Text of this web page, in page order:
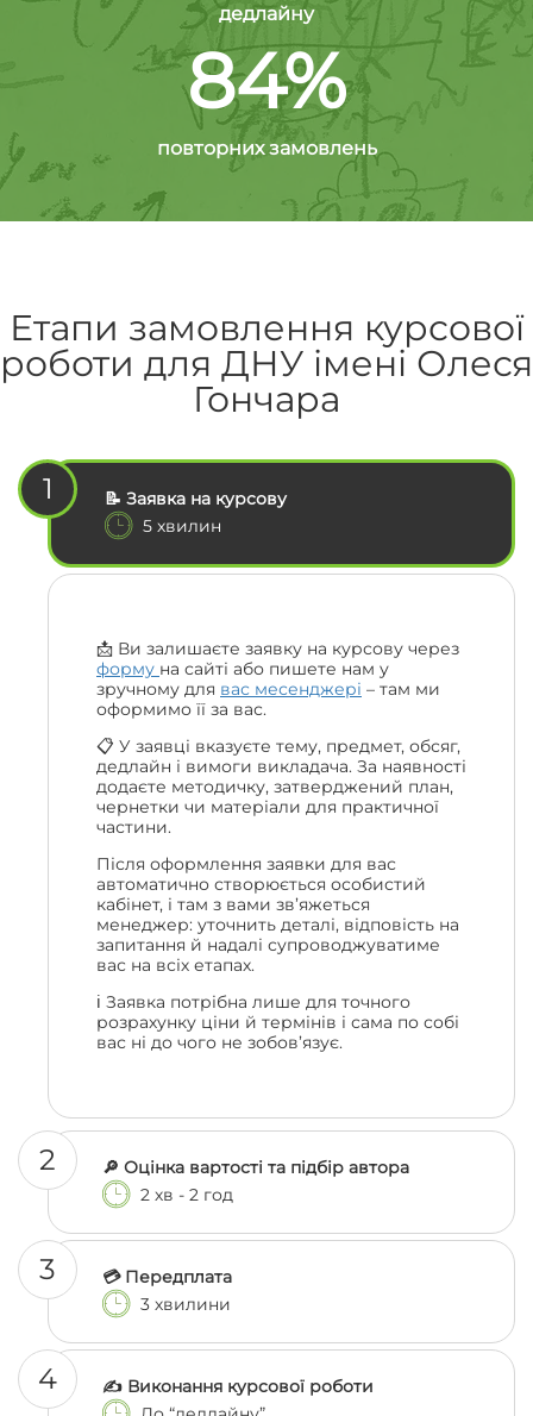
дедлайну
84%
повторних замовлень
Етапи замовлення курсової
роботи для ДНУ імені Олеся
Гончара
1
📝 Заявка на курсову
5 хвилин
📩 Ви залишаєте заявку на курсову через
форму на сайті або пишете нам у
зручному для вас месенджері – там ми
оформимо її за вас.
📋 У заявці вказуєте тему, предмет, обсяг,
дедлайн і вимоги викладача. За наявності
додаєте методичку, затверджений план,
чернетки чи матеріали для практичної
частини.
Після оформлення заявки для вас
автоматично створюється особистий
кабінет, і там з вами зв’яжеться
менеджер: уточнить деталі, відповість на
запитання й надалі супроводжуватиме
вас на всіх етапах.
ℹ️ Заявка потрібна лише для точного
розрахунку ціни й термінів і сама по собі
вас ні до чого не зобов’язує.
2
🔎 Оцінка вартості та підбір автора
2 хв - 2 год
3
💳 Передплата
3 хвилини
4
✍️ Виконання курсової роботи